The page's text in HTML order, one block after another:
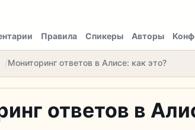
Правила Спикеры Авторы
Мониторинг ответов в Алисе: как это?
ответов в